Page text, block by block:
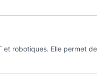
robotiques. Elle permet